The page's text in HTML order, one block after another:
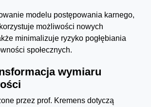
modelu postępowania karnego,
możliwości nowych
minimalizuje ryzyko pogłębiania
społecznych.
wymiaru
przez prof. Kremens dotyczą